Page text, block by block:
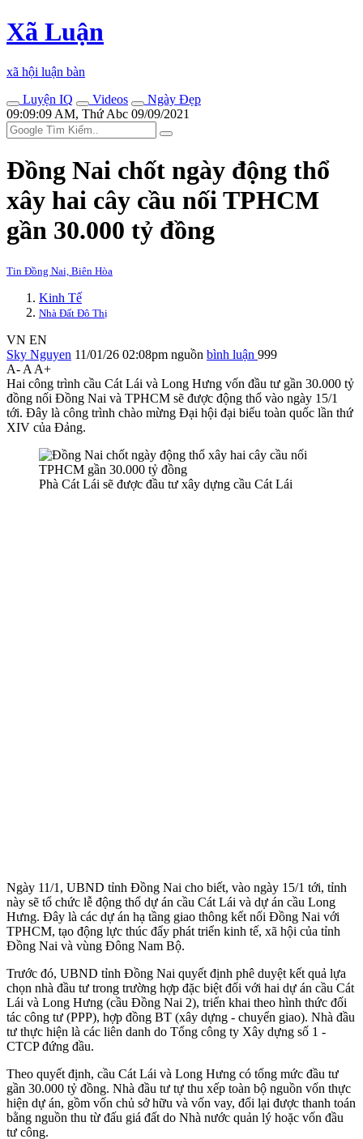
Xã Luận
xã hội luận bàn
Luyện IQ
Videos
Ngày Đẹp
09:09:09 AM, Thứ Abc 09/09/2021
Đồng Nai chốt ngày động thổ
xây hai cây cầu nối TPHCM
gần 30.000 tỷ đồng
Tin Đồng Nai, Biên Hòa
Kinh Tế
Nhà Đất Đô Thị
VN EN
Sky Nguyen 11/01/26 02:08pm nguồn bình luận 999
A- A A+
Hai công trình cầu Cát Lái và Long Hưng vốn đầu tư gần 30.000 tỷ
đồng nối Đồng Nai và TPHCM sẽ được động thổ vào ngày 15/1
tới. Đây là công trình chào mừng Đại hội đại biểu toàn quốc lần thứ
XIV của Đảng.
Phà Cát Lái sẽ được đầu tư xây dựng cầu Cát Lái
Ngày 11/1, UBND tỉnh Đồng Nai cho biết, vào ngày 15/1 tới, tỉnh
này sẽ tổ chức lễ động thổ dự án cầu Cát Lái và dự án cầu Long
Hưng. Đây là các dự án hạ tầng giao thông kết nối Đồng Nai với
TPHCM, tạo động lực thúc đẩy phát triển kinh tế, xã hội của tỉnh
Đồng Nai và vùng Đông Nam Bộ.
Trước đó, UBND tỉnh Đồng Nai quyết định phê duyệt kết quả lựa
chọn nhà đầu tư trong trường hợp đặc biệt đối với hai dự án cầu Cát
Lái và Long Hưng (cầu Đồng Nai 2), triển khai theo hình thức đối
tác công tư (PPP), hợp đồng BT (xây dựng - chuyển giao). Nhà đầu
tư thực hiện là các liên danh do Tổng công ty Xây dựng số 1 -
CTCP đứng đầu.
Theo quyết định, cầu Cát Lái và Long Hưng có tổng mức đầu tư
gần 30.000 tỷ đồng. Nhà đầu tư tự thu xếp toàn bộ nguồn vốn thực
hiện dự án, gồm vốn chủ sở hữu và vốn vay, đổi lại được thanh toán
bằng nguồn thu từ đấu giá đất do Nhà nước quản lý hoặc vốn đầu
tư công.